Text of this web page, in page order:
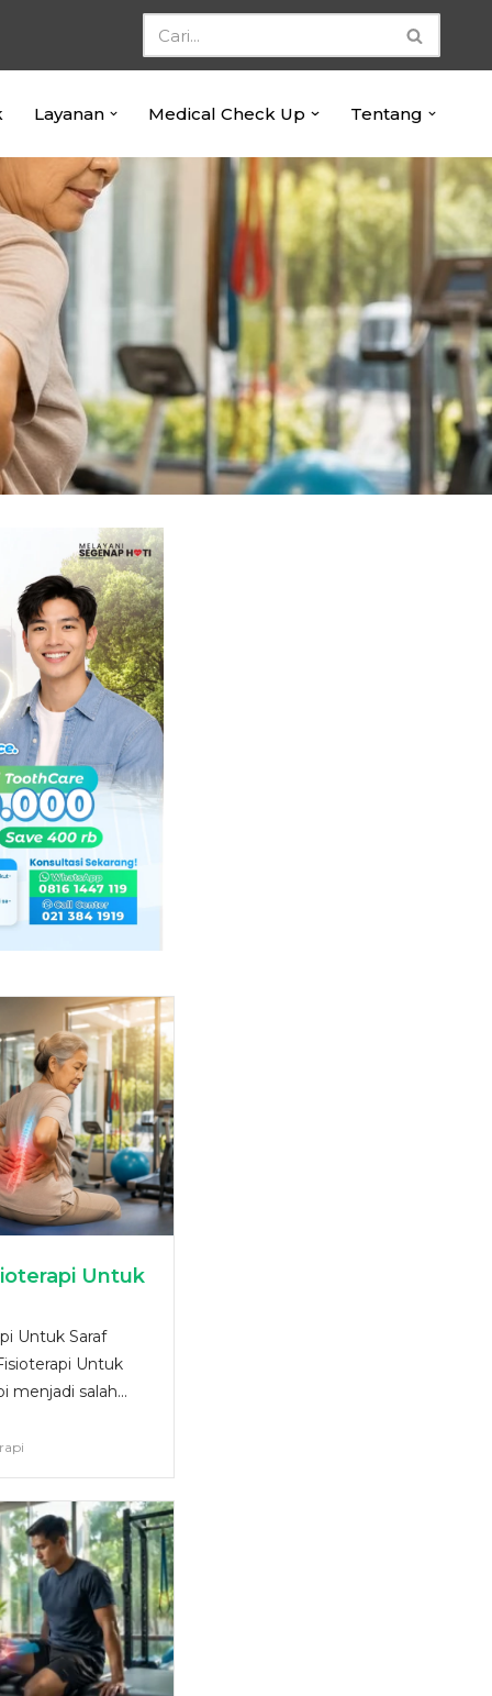
Layanan Medical Check Up Tentang
Untuk
Untuk Saraf
Untuk
menjadi salah...